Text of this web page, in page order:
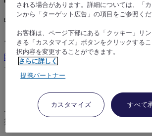
特別オファーをご利用ください
ニュースレターに登録して、最新オファ
購読
サポートが必要ですか？
よくある質問
探す
される場合があります。詳細については、「
ンから「ターゲット広告」の項目をご参照くだ
お客様は、ページ下部にある「クッキー」リ
きる「カスタマイズ」ボタンをクリックする
択内容を変更することができます。
さらに詳しく
提携パートナー
カスタマイズ すべて